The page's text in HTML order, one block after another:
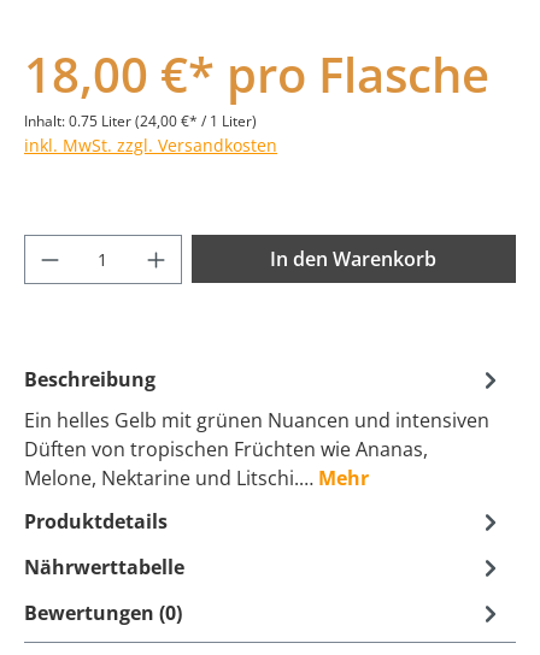
18,00 €* pro Flasche
Inhalt:0.75 Liter(24,00 €* / 1 Liter)
inkl. MwSt. zzgl. Versandkosten
Produkt Anzahl: Gib den gewünschten
In den Warenkorb
Beschreibung
Ein helles Gelb mit grünen Nuancen und intensiven
Düften von tropischen Früchten wie Ananas,
Melone, Nektarine und Litschi.… Mehr
Produktdetails
Nährwerttabelle
Bewertungen (0)